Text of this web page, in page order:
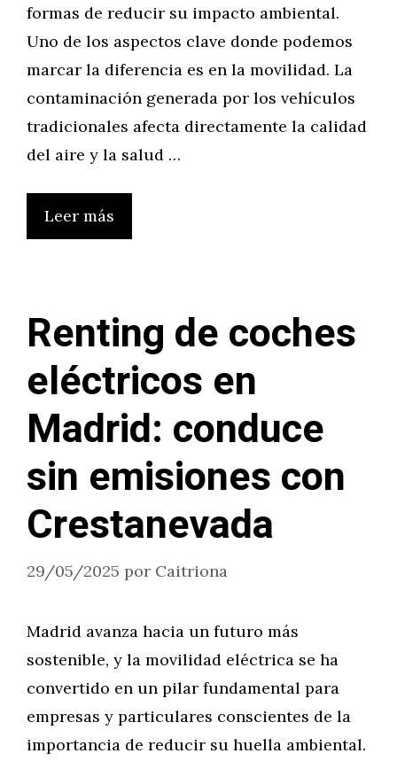
formas de reducir su impacto ambiental.
Uno de los aspectos clave donde podemos
marcar la diferencia es en la movilidad. La
contaminación generada por los vehículos
tradicionales afecta directamente la calidad
del aire y la salud …
Leer más
Renting de coches
eléctricos en
Madrid: conduce
sin emisiones con
Crestanevada
29/05/2025 por Caitriona
Madrid avanza hacia un futuro más
sostenible, y la movilidad eléctrica se ha
convertido en un pilar fundamental para
empresas y particulares conscientes de la
importancia de reducir su huella ambiental.